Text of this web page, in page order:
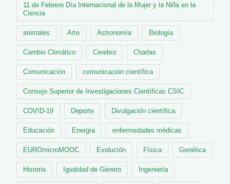
11 de Febrero Día Internacional de la Mujer y la Niña en la
Ciencia
animales Arte Astronomía Biología
Cambio Climático Cerebro Charlas
Comunicación comunicación científica
Consejo Superior de Investigaciones Científicas CSIC
COVID-19 Deporte Divulgación científica
Educación Energía enfermedades médicas
EUROmicroMOOC Evolución Física Genética
Historia Igualdad de Género Ingeniería